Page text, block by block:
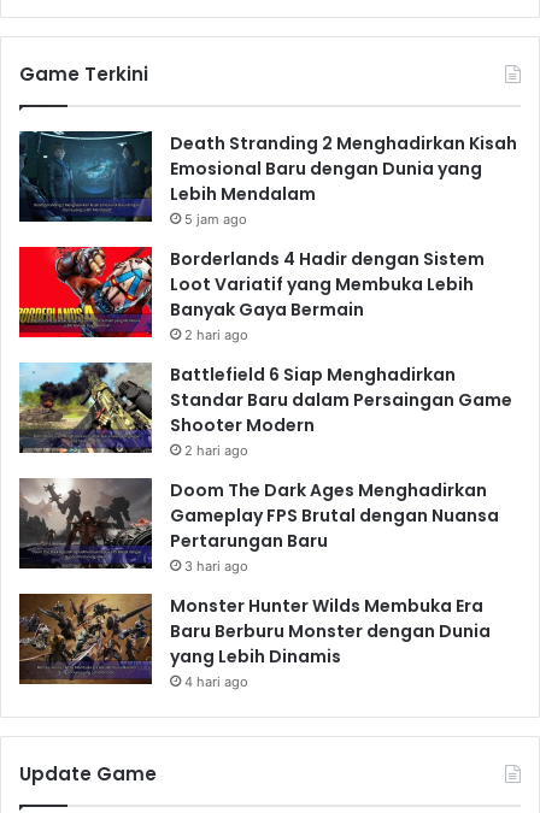
Game Terkini
Death Stranding 2 Menghadirkan Kisah
Emosional Baru dengan Dunia yang
Lebih Mendalam
5 jam ago
Borderlands 4 Hadir dengan Sistem
Loot Variatif yang Membuka Lebih
Banyak Gaya Bermain
2 hari ago
Battlefield 6 Siap Menghadirkan
Standar Baru dalam Persaingan Game
Shooter Modern
2 hari ago
Doom The Dark Ages Menghadirkan
Gameplay FPS Brutal dengan Nuansa
Pertarungan Baru
3 hari ago
Monster Hunter Wilds Membuka Era
Baru Berburu Monster dengan Dunia
yang Lebih Dinamis
4 hari ago
Update Game